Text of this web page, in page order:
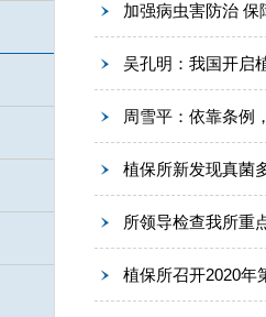
加强病虫害防治 保
吴孔明：我国开启
周雪平：依靠条例
植保所新发现真菌
所领导检查我所重
植保所召开2020年